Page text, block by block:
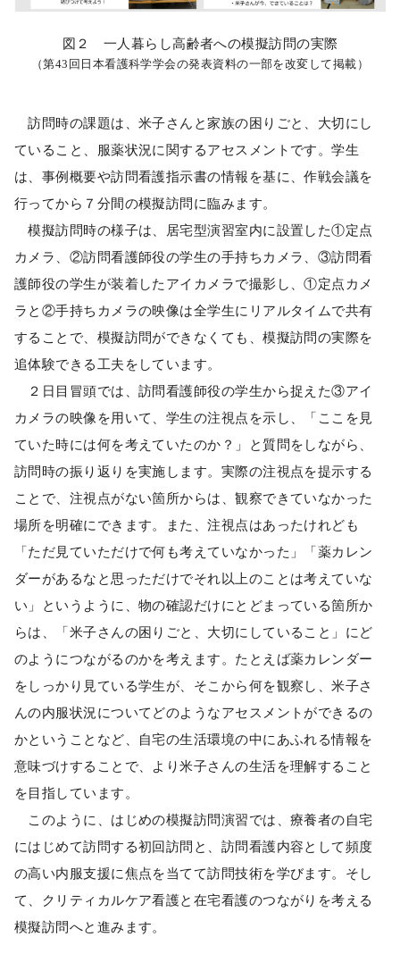
図２ 一人暮らし高齢者への模擬訪問の実際
（第43回日本看護科学学会の発表資料の一部を改変して掲載）
訪問時の課題は、米子さんと家族の困りごと、大切にし
ていること、服薬状況に関するアセスメントです。学生
は、事例概要や訪問看護指示書の情報を基に、作戦会議を
行ってから７分間の模擬訪問に臨みます。
模擬訪問時の様子は、居宅型演習室内に設置した①定点
カメラ、②訪問看護師役の学生の手持ちカメラ、③訪問看
護師役の学生が装着したアイカメラで撮影し、①定点カメ
ラと②手持ちカメラの映像は全学生にリアルタイムで共有
することで、模擬訪問ができなくても、模擬訪問の実際を
追体験できる工夫をしています。
２日目冒頭では、訪問看護師役の学生から捉えた③アイ
カメラの映像を用いて、学生の注視点を示し、「ここを見
ていた時には何を考えていたのか？」と質問をしながら、
訪問時の振り返りを実施します。実際の注視点を提示する
ことで、注視点がない箇所からは、観察できていなかった
場所を明確にできます。また、注視点はあったけれども
「ただ見ていただけで何も考えていなかった」「薬カレン
ダーがあるなと思っただけでそれ以上のことは考えていな
い」というように、物の確認だけにとどまっている箇所か
らは、「米子さんの困りごと、大切にしていること」にど
のようにつながるのかを考えます。たとえば薬カレンダー
をしっかり見ている学生が、そこから何を観察し、米子さ
んの内服状況についてどのようなアセスメントができるの
かということなど、自宅の生活環境の中にあふれる情報を
意味づけすることで、より米子さんの生活を理解すること
を目指しています。
このように、はじめの模擬訪問演習では、療養者の自宅
にはじめて訪問する初回訪問と、訪問看護内容として頻度
の高い内服支援に焦点を当てて訪問技術を学びます。そし
て、クリティカルケア看護と在宅看護のつながりを考える
模擬訪問へと進みます。